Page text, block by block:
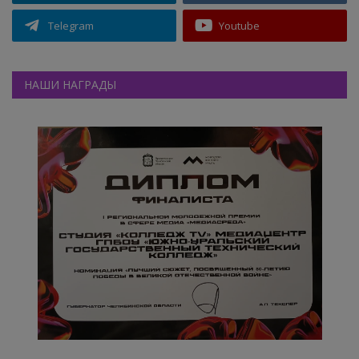
Telegram Youtube
НАШИ НАГРАДЫ